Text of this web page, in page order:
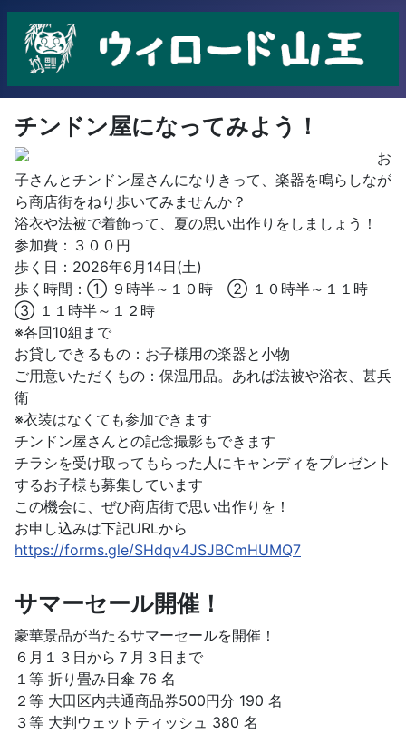
チンドン屋になってみよう！
お
子さんとチンドン屋さんになりきって、楽器を鳴らしなが
ら商店街をねり歩いてみませんか？
浴衣や法被で着飾って、夏の思い出作りをしましょう！
参加費：３００円
歩く日：2026年6月14日(土)
歩く時間：① ９時半～１０時 ② １０時半～１１時
③ １１時半～１２時
※各回10組まで
お貸しできるもの：お子様用の楽器と小物
ご用意いただくもの：保温用品。あれば法被や浴衣、甚兵
衛
※衣装はなくても参加できます
チンドン屋さんとの記念撮影もできます
チラシを受け取ってもらった人にキャンディをプレゼント
するお子様も募集しています
この機会に、ぜひ商店街で思い出作りを！
お申し込みは下記URLから
https://forms.gle/SHdqv4JSJBCmHUMQ7
サマーセール開催！
豪華景品が当たるサマーセールを開催！
６月１３日から７月３日まで
１等 折り畳み日傘 76 名
２等 大田区内共通商品券500円分 190 名
３等 大判ウェットティッシュ 380 名